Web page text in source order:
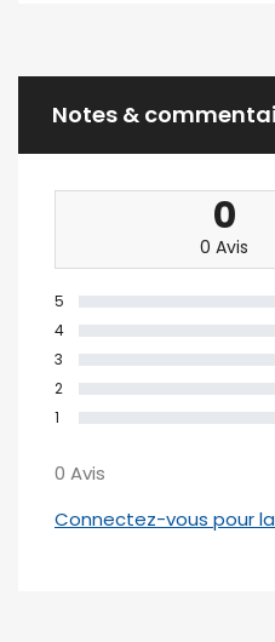
Notes &
0
0 Avis
5
4
3
2
1
0 Avis
Connectez-vous pour